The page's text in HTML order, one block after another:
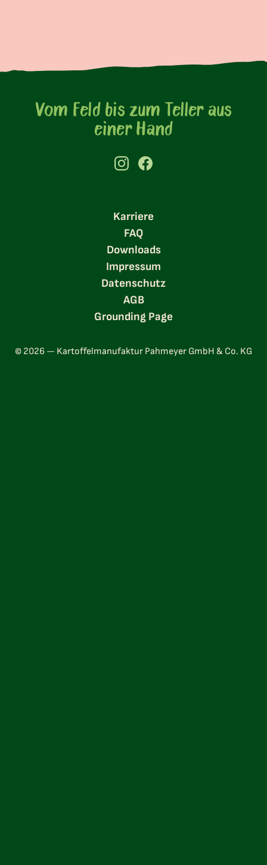
Vom Feld bis zum Teller aus
einer Hand
Karriere
FAQ
Downloads
Impressum
Datenschutz
AGB
Grounding Page
© 2026 — Kartoffelmanufaktur Pahmeyer GmbH & Co. KG